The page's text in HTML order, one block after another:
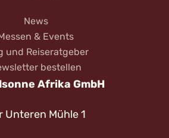
News
& Events
und Reiseratgeber
bestellen
Afrika GmbH
Unteren Mühle 1